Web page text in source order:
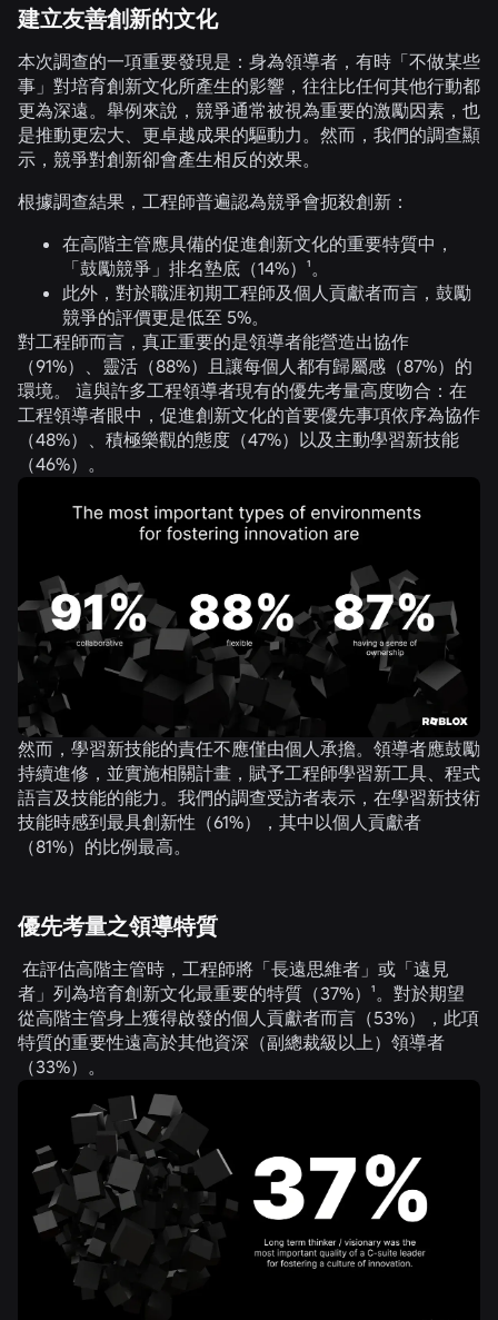
建立友善創新的文化
本次調查的一項重要發現是：身為領導者，有時「不做某些
事」對培育創新文化所產生的影響，往往比任何其他行動都
更為深遠。舉例來說，競爭通常被視為重要的激勵因素，也
是推動更宏大、更卓越成果的驅動力。然而，我們的調查顯
示，競爭對創新卻會產生相反的效果。
根據調查結果，工程師普遍認為競爭會扼殺創新：
在高階主管應具備的促進創新文化的重要特質中，
「鼓勵競爭」排名墊底（14%）¹。
此外，對於職涯初期工程師及個人貢獻者而言，鼓勵
競爭的評價更是低至 5%。
對工程師而言，真正重要的是領導者能營造出協作
（91%）、靈活（88%）且讓每個人都有歸屬感（87%）的
環境。 這與許多工程領導者現有的優先考量高度吻合：在
工程領導者眼中，促進創新文化的首要優先事項依序為協作
（48%）、積極樂觀的態度（47%）以及主動學習新技能
（46%）。
然而，學習新技能的責任不應僅由個人承擔。領導者應鼓勵
持續進修，並實施相關計畫，賦予工程師學習新工具、程式
語言及技能的能力。我們的調查受訪者表示，在學習新技術
技能時感到最具創新性（61%），其中以個人貢獻者
（81%）的比例最高。
優先考量之領導特質
在評估高階主管時，工程師將「長遠思維者」或「遠見
者」列為培育創新文化最重要的特質（37%）¹。對於期望
從高階主管身上獲得啟發的個人貢獻者而言（53%），此項
特質的重要性遠高於其他資深（副總裁級以上）領導者
（33%）。